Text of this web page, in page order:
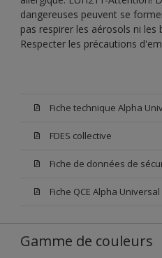
dangereuses peuvent se
pas respirer les aérosols ni les
Respecter les précautions
Fiche technique Alpha
FDES collective
Fiche QCE Alpha
Gamme de couleurs